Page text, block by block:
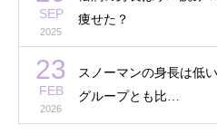
SEP
2025
痩せた？
23
FEB
2026
スノーマンの身長は低
グループとも比…